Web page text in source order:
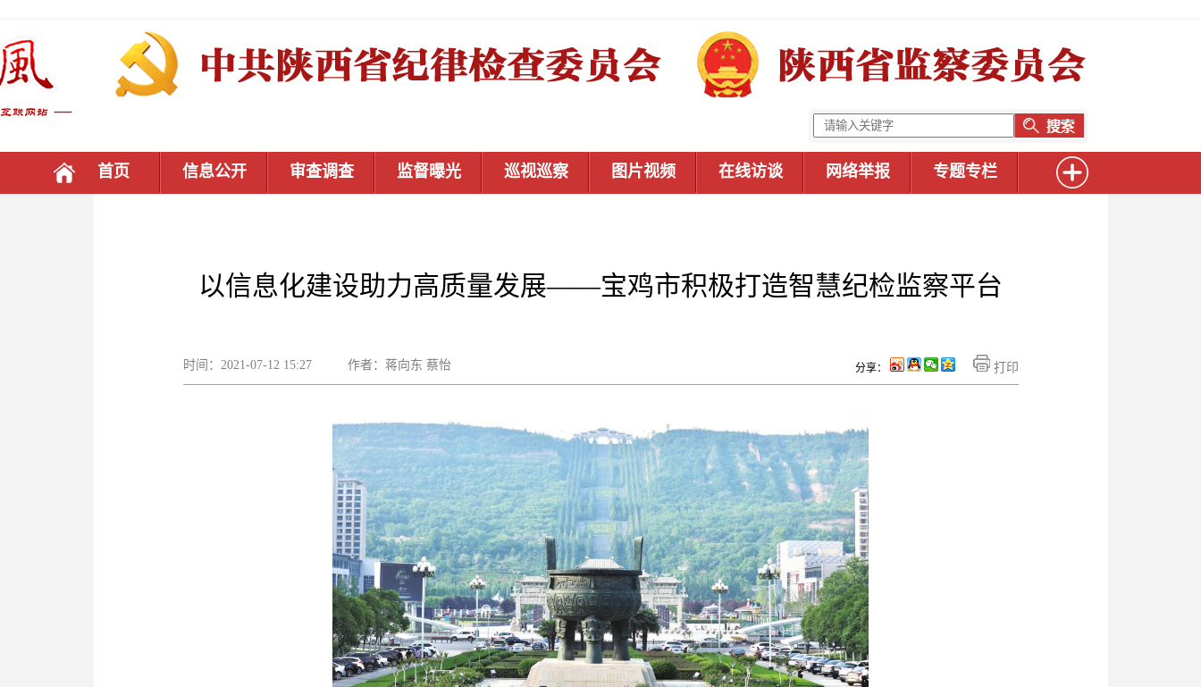
首页 信息公开 审查调查 监督曝光 巡视巡察 图片视频 在线访谈 网络举报 专题专栏
以信息化建设助力高质量发展——宝鸡市积极打造智慧纪检监察平台
时间：2021-07-12 15:27 作者：蒋向东 蔡怡 打印
分享：